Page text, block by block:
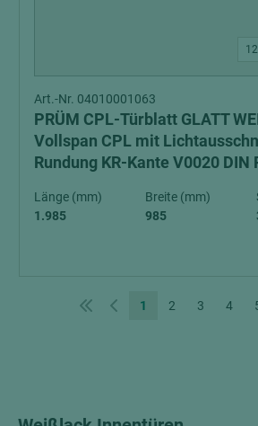
Art.-Nr. 04010001063
PRÜM CPL-Türblatt GLATT
Vollspan CPL mit
Rundung KR-Kante V0020
Länge (mm)
1.985
Breite (mm)
985
1 2 3 4